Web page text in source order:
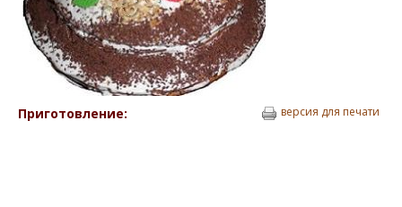
Приготовление: версия для печати